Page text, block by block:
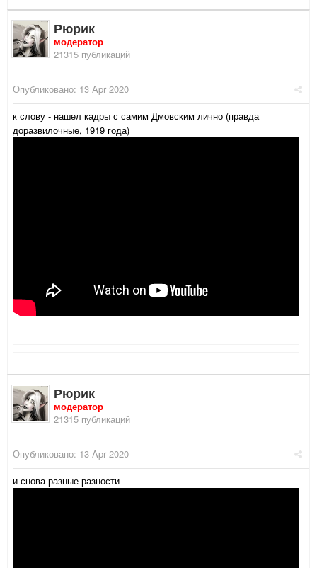
Рюрик
модератор
21315 публикаций
Опубликовано: 13 Apr 2020
к слову - нашел кадры с самим Дмовским лично (правда
доразвилочные, 1919 года)
Рюрик
модератор
21315 публикаций
Опубликовано: 13 Apr 2020
и снова разные разности